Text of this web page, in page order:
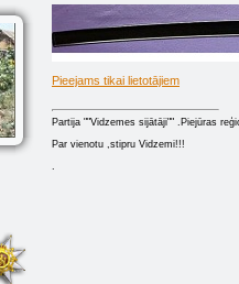
Pieejams tikai lietotājiem
Partija ""Vidzemes sijātāji"" .Piejūras
Par vienotu ,stipru Vidzemi!!!